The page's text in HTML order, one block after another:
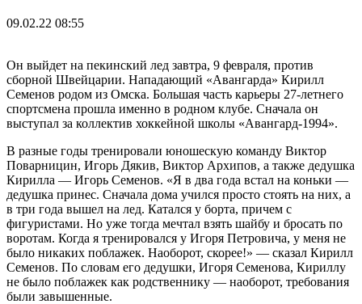
09.02.22 08:55
Он выйдет на пекинский лед завтра, 9 февраля, против
сборной Швейцарии. Нападающий «Авангарда» Кирилл
Семенов родом из Омска. Большая часть карьеры 27-летнего
спортсмена прошла именно в родном клубе. Сначала он
выступал за коллектив хоккейной школы «Авангард-1994».
В разные годы тренировали юношескую команду Виктор
Поварницин, Игорь Дякив, Виктор Архипов, а также дедушка
Кирилла — Игорь Семенов. «Я в два года встал на коньки —
дедушка принес. Сначала дома учился просто стоять на них, а
в три года вышел на лед. Катался у борта, причем с
фигуристами. Но уже тогда мечтал взять шайбу и бросать по
воротам. Когда я тренировался у Игоря Петровича, у меня не
было никаких поблажек. Наоборот, скорее!» — сказал Кирилл
Семенов. По словам его дедушки, Игоря Семенова, Кириллу
не было поблажек как родственнику — наоборот, требования
были завышенные.